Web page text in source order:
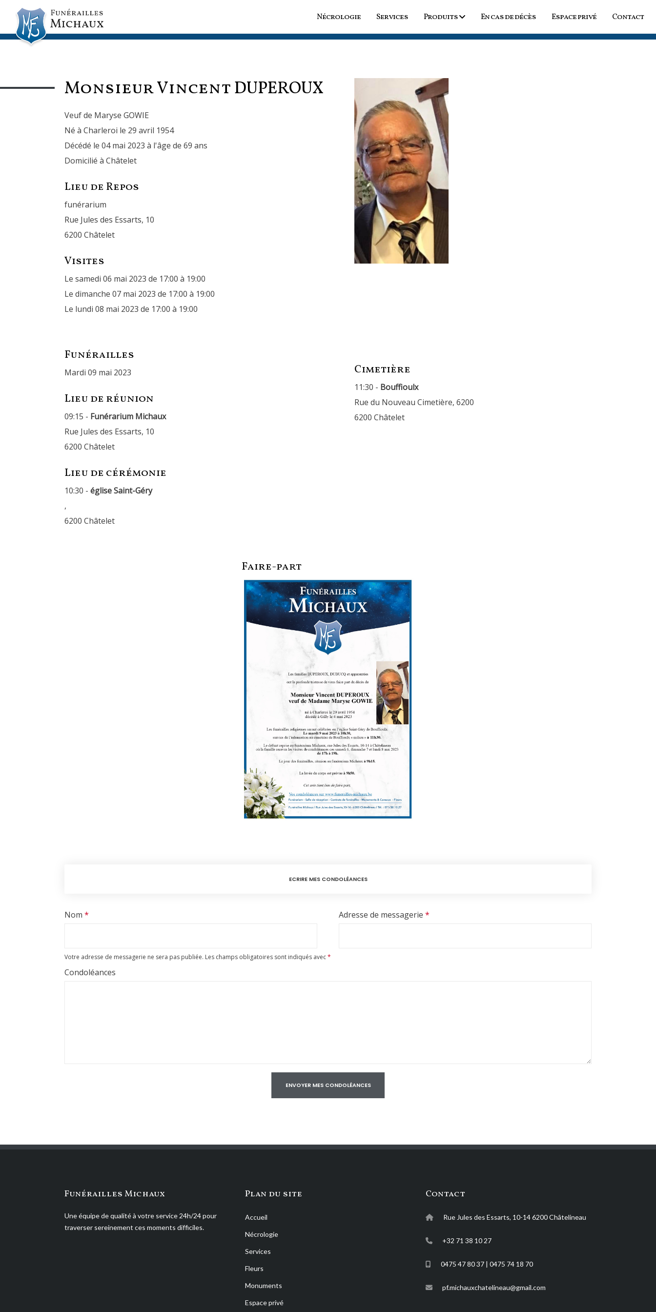
Nécrologie Services Produits En cas de décès Espace privé Contact
Monsieur VincentDUPEROUX
Veuf de Maryse GOWIE
Né à Charleroi le 29 avril 1954
Décédé le 04 mai 2023 à l'âge de 69 ans
Domicilié à Châtelet
Lieu de Repos
funérarium
Rue Jules des Essarts, 10
6200 Châtelet
Visites
Le samedi 06 mai 2023 de 17:00 à 19:00
Le dimanche 07 mai 2023 de 17:00 à 19:00
Le lundi 08 mai 2023 de 17:00 à 19:00
Funérailles
mardi 09 mai 2023
Lieu de réunion
09:15 - Funérarium Michaux
Rue Jules des Essarts, 10
6200 Châtelet
Lieu de cérémonie
10:30 - église Saint-Géry
,
6200 Châtelet
Cimetière
11:30 - Bouffioulx
Rue du Nouveau Cimetière, 6200
6200 Châtelet
Faire-part
ECRIRE MES CONDOLÉANCES
Votre adresse de messagerie ne sera pas publiée. Les champs obligatoires sont indiqués avec*
Condoléances
Nom * Adresse de messagerie *
Funérailles Michaux
Une équipe de qualité à votre service 24h/24 pour
traverser sereinement ces moments difficiles.
Plan du site
Accueil
Nécrologie
Services
Fleurs
Monuments
Espace privé
Contact
Rue Jules des Essarts, 10-14 6200 Châtelineau
+32 71 38 10 27
0475 47 80 37 | 0475 74 18 70
pf.michauxchatelineau@gmail.com